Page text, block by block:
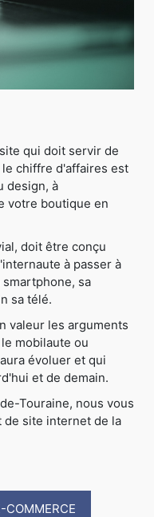
qui doit servir de
chiffre d'affaires est
design, à
votre boutique en
doit être conçu
à passer à
sa
sa télé.
valeur les arguments
mobilaute ou
évoluer et qui
et de demain.
Touraine, nous vous
de site internet de la
COMMERCE